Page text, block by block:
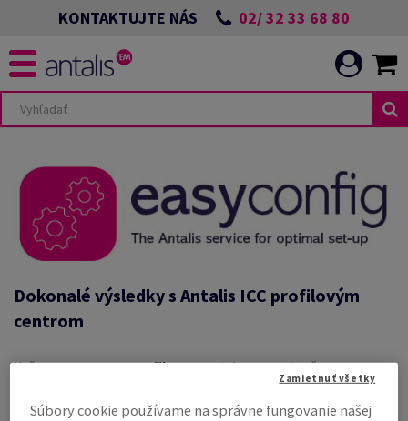
KONTAKTUJTE NÁS 02/ 32 33 68 80
Dokonalé výsledky s Antalis ICC profilovým
centrom
Našecentrum ICC profilovposkytuje presne to, čo
potrebujete pre vytvorenie bezchybných výtlačkov od prvého
spustenia tlače.
Súbory cookie používame na správne fungovanie našej
Zamietnuť všetky